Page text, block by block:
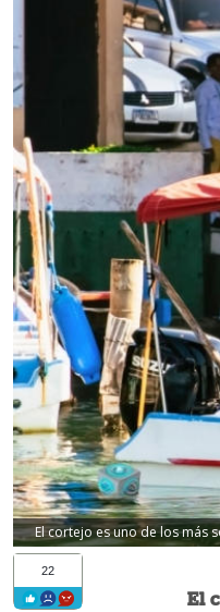
El cortejo es uno de los más
22
El